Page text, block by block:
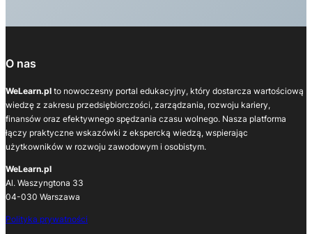
O nas
WeLearn.pl to nowoczesny portal edukacyjny, który dostarcza wartościową
wiedzę z zakresu przedsiębiorczości, zarządzania, rozwoju kariery,
finansów oraz efektywnego spędzania czasu wolnego. Nasza platforma
łączy praktyczne wskazówki z ekspercką wiedzą, wspierając
użytkowników w rozwoju zawodowym i osobistym.
WeLearn.pl
Al. Waszyngtona 33
04-030 Warszawa
Polityka prywatności